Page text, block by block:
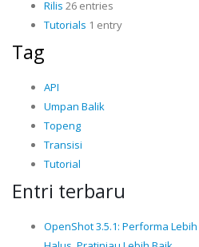
Rilis 26 entries
Tutorials 1 entry
Tag
API
Umpan Balik
Topeng
Transisi
Tutorial
Entri terbaru
OpenShot 3.5.1: Performa